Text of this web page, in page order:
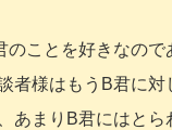
のことを好きなの
者様はもうB君に
あまりB君にはとら